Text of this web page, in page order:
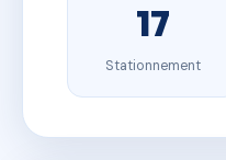
17
Stationnement